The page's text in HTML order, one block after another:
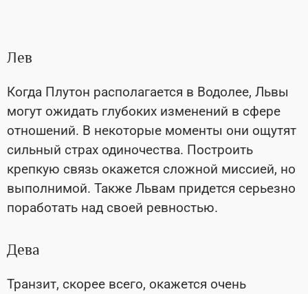
Лев
Когда Плутон располагается в Водолее, Львы
могут ожидать глубоких изменений в сфере
отношений. В некоторые моменты они ощутят
сильный страх одиночества. Построить
крепкую связь окажется сложной миссией, но
выполнимой. Также Львам придется серьезно
поработать над своей ревностью.
Дева
Транзит, скорее всего, окажется очень